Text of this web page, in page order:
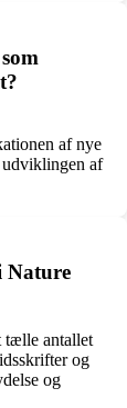
af ​​nye
af
Nature
tælle antallet
og
og